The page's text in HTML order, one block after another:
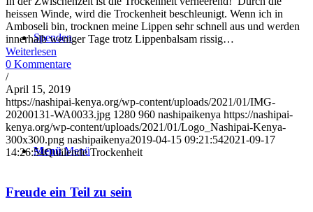
Spenden
Menü Menü
heissen Winde, wird die Trockenheit beschleunigt. Wenn ich in
Amboseli bin, trocknen meine Lippen sehr schnell aus und werden
innerhalb weniger Tage trotz Lippenbalsam rissig…
Weiterlesen
0 Kommentare
/
April 15, 2019
https://nashipai-kenya.org/wp-content/uploads/2021/01/IMG-
20200131-WA0033.jpg 1280 960 nashipaikenya https://nashipai-
kenya.org/wp-content/uploads/2021/01/Logo_Nashipai-Kenya-
300x300.png nashipaikenya2019-04-15 09:21:542021-09-17
14:26:54Quälende Trockenheit
Freude ein Teil zu sein